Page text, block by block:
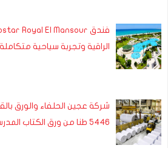
الراقية وتجربة سياحية
شركة عجين الحلفاء والورق
5446 طنا من ورق الكتاب المدرسي وتؤمّن كامل…